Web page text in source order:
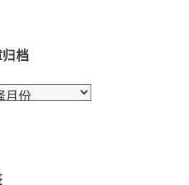
档